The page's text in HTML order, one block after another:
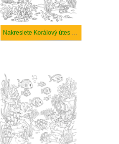
Nakreslete Korálový útes zdarma základní tisknutelné